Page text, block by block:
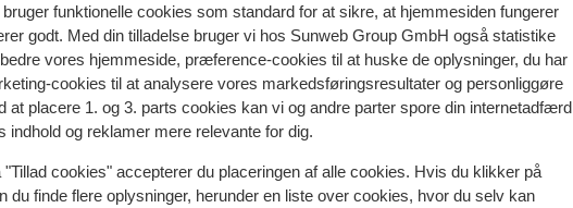
funktionelle cookies som standard for at sikre, at hjemmesiden fungerer
godt. Med din tilladelse bruger vi hos Sunweb Group GmbH også statistike
vores hjemmeside, præference-cookies til at huske de oplysninger, du har
cookies til at analysere vores markedsføringsresultater og personliggøre
at placere 1. og 3. parts cookies kan vi og andre parter spore din internetadfærd
indhold og reklamer mere relevante for dig.
"Tillad cookies" accepterer du placeringen af alle cookies. Hvis du klikker på
du finde flere oplysninger, herunder en liste over cookies, hvor du selv kan
i øjeblikket.